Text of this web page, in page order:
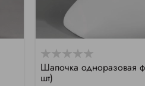
Шапочка одноразовая
шт)